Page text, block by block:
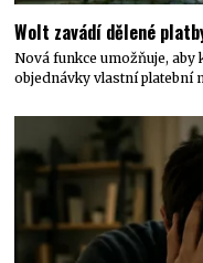
Wolt zavádí dělené
Nová funkce umožňuje, aby
objednávky vlastní platební